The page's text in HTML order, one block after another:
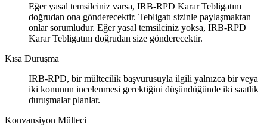
Eğer yasal temsilciniz varsa, IRB-RPD Karar Tebligatını
doğrudan ona gönderecektir. Tebligatı sizinle paylaşmaktan
onlar sorumludur. Eğer yasal temsilciniz yoksa, IRB-RPD
Karar Tebligatını doğrudan size gönderecektir.
Kısa Duruşma
IRB-RPD, bir mültecilik başvurusuyla ilgili yalnızca bir veya
iki konunun incelenmesi gerektiğini düşündüğünde iki saatlik
duruşmalar planlar.
Konvansiyon Mülteci